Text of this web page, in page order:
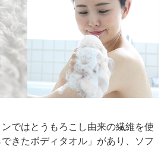
ではとうもろこし由来の繊維を使
きたボディタオル 」があり、ソフ